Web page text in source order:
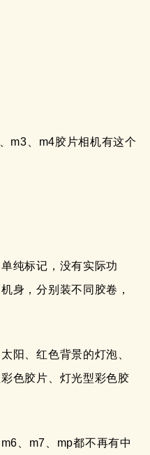
m3、m4胶片相机有这个
纯标记，没有实际功
身，分别装不同胶卷，
阳、红色背景的灯泡、
色胶片、灯光型彩色胶
、m7、mp都不再有中